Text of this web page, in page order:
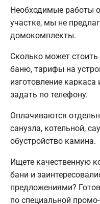
Необходимые работы
участке, мы не
домокомплекты.
Сколько может
баню, тарифы на
изготовление
задать по телефону.
Оплачиваются
санузла, котельной,
обустройство камина.
Ищете качественную
бани и
предложениями?
по специальной